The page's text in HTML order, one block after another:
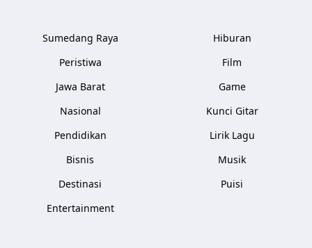
Sumedang Raya
Peristiwa
Jawa Barat
Nasional
Pendidikan
Bisnis
Destinasi
Entertainment
Hiburan
Film
Game
Kunci Gitar
Lirik Lagu
Musik
Puisi